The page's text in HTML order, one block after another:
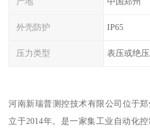
外壳防护 IP65
压力类型 表压或绝
河南新瑞普测控技术有限公司位于
立于2014年。是一家集工业自动化